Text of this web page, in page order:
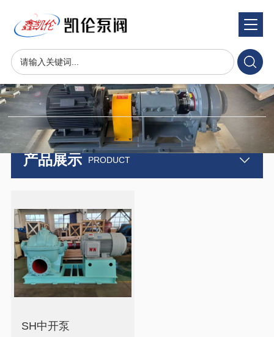
产品展示 product
产品展示 PRODUCT
SH中开泵